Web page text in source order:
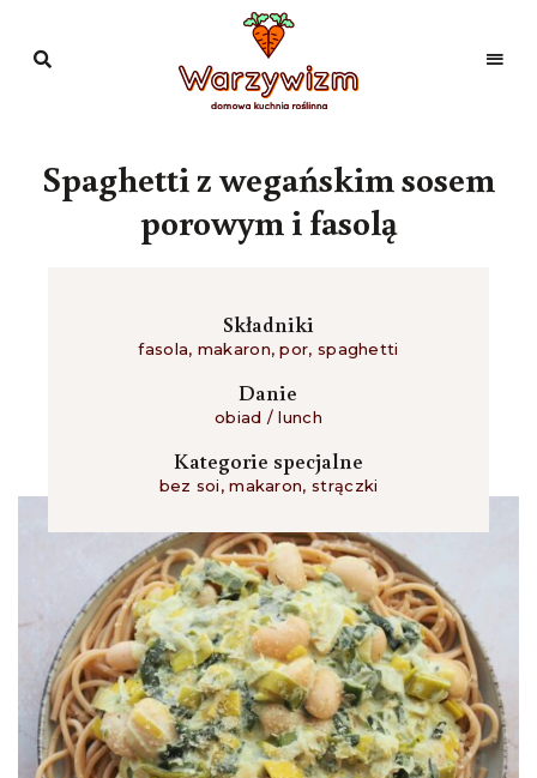
Domowa
Spaghetti z wegańskim sosem
porowym i fasolą
Składniki
fasola, makaron,por, spaghetti
Danie
obiad / lunch
Kategorie specjalne
bez soi,makaron, strączki